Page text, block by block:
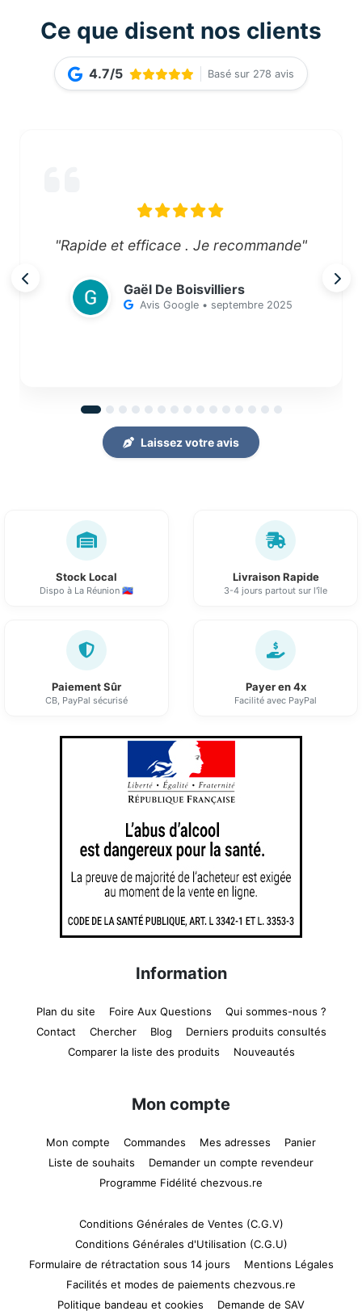
Ce que disent nos clients
4.7/5 Basé sur 278 avis
"Rapide et efficace . Je recommande"
Gaël De Boisvilliers
Avis Google • septembre 2025
Laissez votre avis
Stock Local
Dispo à La Réunion 🇷🇪
Livraison Rapide
3-4 jours partout sur l'île
Paiement Sûr
CB, PayPal sécurisé
Payer en 4x
Facilité avec PayPal
Information
Plan du site Foire Aux Questions
Qui sommes-nous ?
Contact
Chercher Blog
Derniers produits consultés
Comparer la liste des produits
Nouveautés
Mon compte
Mon compte Commandes Mes adresses
Panier
Liste de souhaits
Demander un compte revendeur
Programme Fidélité chezvous.re
Conditions Générales de Ventes (C.G.V)
Conditions Générales d'Utilisation (C.G.U)
Formulaire de rétractation sous 14 jours
Mentions Légales
Facilités et modes de paiements chezvous.re
Politique bandeau et cookies
Demande de SAV